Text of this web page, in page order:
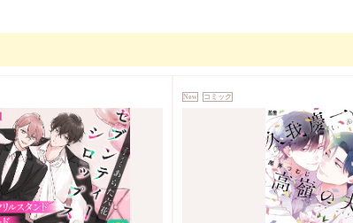
New コミック